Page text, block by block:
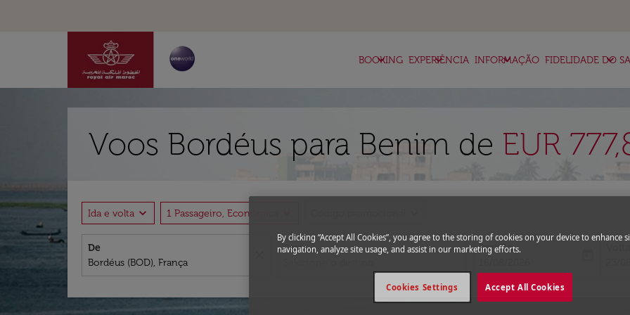
BOOKING
keyboard_arrow_down EXPERIÊNCIA
keyboard_arrow_down INFORMAÇÃO
keyboard_arrow_down FIDELIDADE DO
keyboard_arrow_down
Voos Bordéus para Benim de EUR
Ida e volta expand_more 1 Passageiro, Econômica
De Para
Partida
fc-
By clicking “Accept All Cookies”, you agree to the storing of cookies on your device to enhance
navigation, analyze site usage, and assist in our marketing efforts.
Accept All Cookies
Cookies Settings